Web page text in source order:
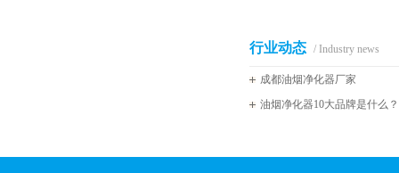
行业动态 / Industry news
成都油烟净化器厂家
油烟净化器10大品牌是什么